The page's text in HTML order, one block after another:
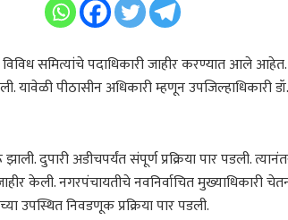
समित्यांचे पदाधिकारी जाहीर करण्यात आले आहेत.
यावेळी पीठासीन अधिकारी म्हणून उपजिल्हाधिकारी
दुपारी अडीचपर्यंत संपूर्ण प्रक्रिया पार पडली.
केली. नगरपंचायतीचे नवनिर्वाचित मुख्याधिकारी
उपस्थित निवडणूक प्रक्रिया पार पडली.